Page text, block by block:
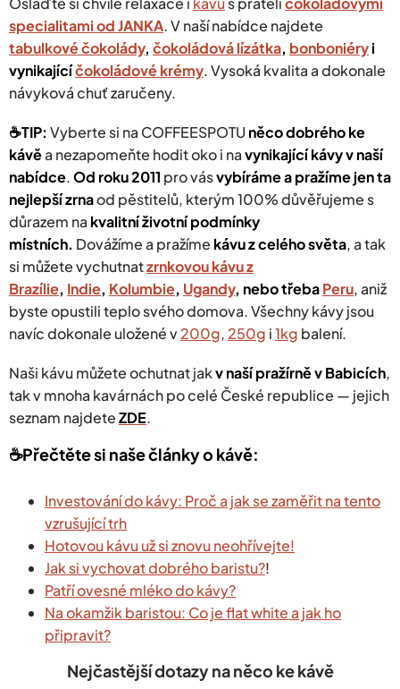
p
i
s
u
specialitami od JANKA.V naší nabídce najdete
tabulkové čokolády, čokoládová lízátka, bonboniéryi
vynikajícíčokoládové krémy. Vysoká kvalita a dokonale
návyková chuť zaručeny.
☕️TIP: Vyberte si na COFFEESPOTU něco dobrého ke
kávěa nezapomeňte hodit oko i navynikající kávy v naší
nabídce.Od roku 2011 pro vásvybíráme a pražíme jen ta
nejlepší zrnaod pěstitelů, kterým 100% důvěřujeme s
důrazem na kvalitní životní podmínky
místních. Dovážíme a pražíme kávu z celého světa, a tak
si můžete vychutnatzrnkovou kávu z
Brazílie, Indie, Kolumbie, Ugandy, nebo třebaPeru, aniž
byste opustili teplo svého domova. Všechny kávy jsou
navíc dokonale uložené v200g,250g i1kg balení.
Naši kávu můžete ochutnat jakv naší pražírně v Babicích,
tak v mnoha kavárnách po celé České republice — jejich
seznam najdeteZDE.
☕️Přečtěte si naše články o kávě:
Investování do kávy: Proč a jak se zaměřit na tento
vzrušující trh
Hotovou kávu už si znovu neohřívejte!
Jak si vychovat dobrého baristu?!
Patří ovesné mléko do kávy?
Na okamžik baristou: Co je flat white a jak ho
připravit?
Nejčastější dotazy na něco ke kávě